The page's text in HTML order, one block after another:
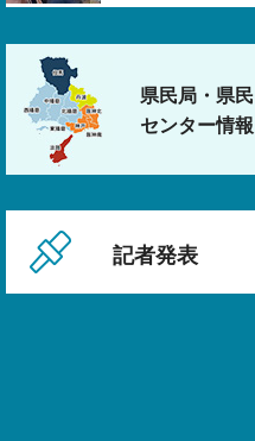
県民局・県民
センター情報
記者発表